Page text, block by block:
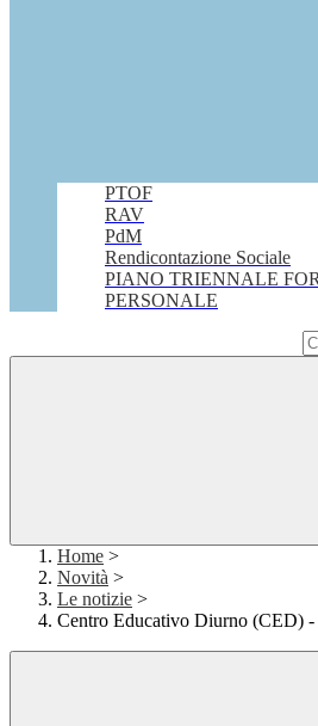
PTOF
RAV
PdM
Rendicontazione Sociale
PIANO TRIENNALE
PERSONALE
Home >
Novità >
Le notizie >
Centro Educativo Diurno (CED)